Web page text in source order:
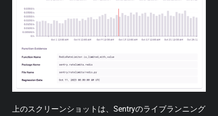
上のスクリーンショットは、Sentryのライブランニング